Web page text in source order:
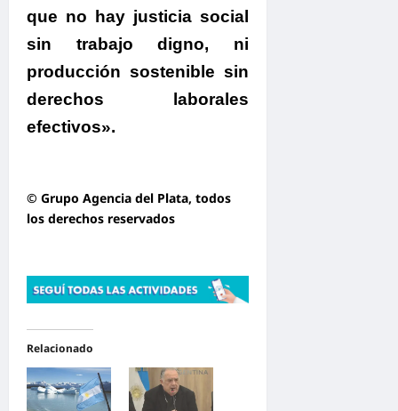
que no hay justicia social
sin trabajo digno, ni
producción sostenible sin
derechos laborales
efectivos».
© Grupo Agencia del Plata, todos
los derechos reservados
Relacionado